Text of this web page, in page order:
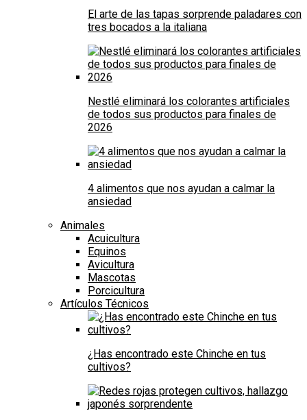
El arte de las tapas sorprende paladares con
tres bocados a la italiana
Nestlé eliminará los colorantes artificiales
de todos sus productos para finales de
2026
4 alimentos que nos ayudan a calmar la
ansiedad
Animales
Acuicultura
Equinos
Avicultura
Mascotas
Porcicultura
Artículos Técnicos
¿Has encontrado este Chinche en tus
cultivos?